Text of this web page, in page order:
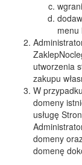
menu
utworzenia
zakupu
W
domeny
usługę
domeny
domenę